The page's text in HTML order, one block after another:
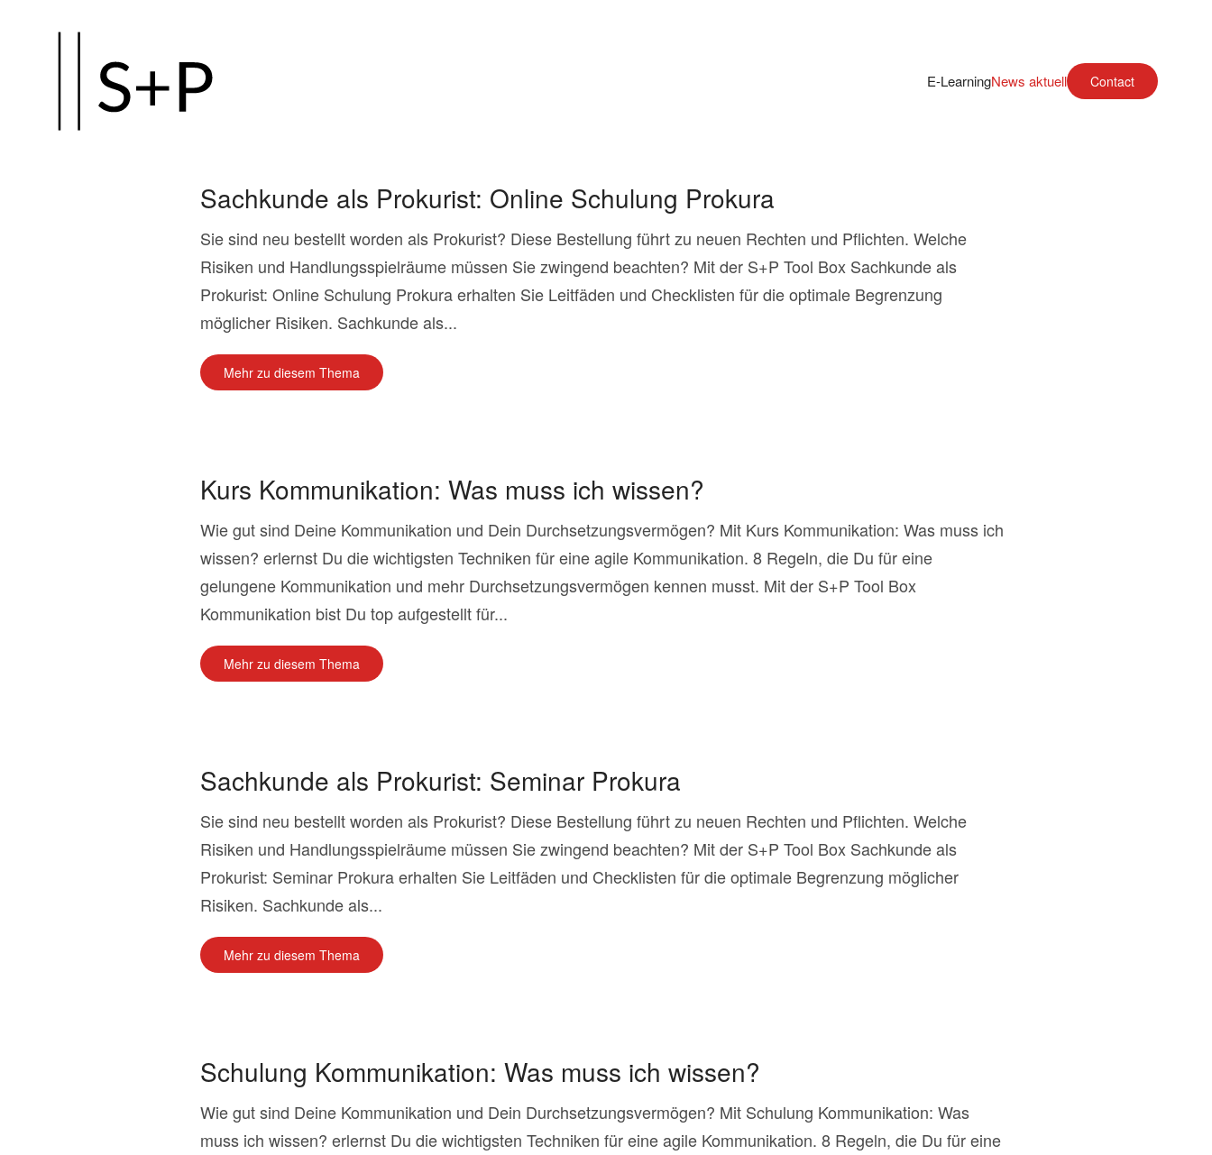
Hauptinhalt
E-LearningNews aktuell Contact
Sachkunde als Prokurist: Online Schulung Prokura
Sie sind neu bestellt worden als Prokurist? Diese Bestellung führt zu neuen Rechten und Pflichten. Welche
Risiken und Handlungsspielräume müssen Sie zwingend beachten? Mit der S+P Tool Box Sachkunde als
Prokurist: Online Schulung Prokura erhalten Sie Leitfäden und Checklisten für die optimale Begrenzung
möglicher Risiken. Sachkunde als...
Mehr zu diesem Thema
Kurs Kommunikation: Was muss ich wissen?
Wie gut sind Deine Kommunikation und Dein Durchsetzungsvermögen? Mit Kurs Kommunikation: Was muss ich
wissen? erlernst Du die wichtigsten Techniken für eine agile Kommunikation. 8 Regeln, die Du für eine
gelungene Kommunikation und mehr Durchsetzungsvermögen kennen musst. Mit der S+P Tool Box
Kommunikation bist Du top aufgestellt für...
Mehr zu diesem Thema
Sachkunde als Prokurist: Seminar Prokura
Sie sind neu bestellt worden als Prokurist? Diese Bestellung führt zu neuen Rechten und Pflichten. Welche
Risiken und Handlungsspielräume müssen Sie zwingend beachten? Mit der S+P Tool Box Sachkunde als
Prokurist: Seminar Prokura erhalten Sie Leitfäden und Checklisten für die optimale Begrenzung möglicher
Risiken. Sachkunde als...
Mehr zu diesem Thema
Schulung Kommunikation: Was muss ich wissen?
Wie gut sind Deine Kommunikation und Dein Durchsetzungsvermögen? Mit Schulung Kommunikation: Was
muss ich wissen? erlernst Du die wichtigsten Techniken für eine agile Kommunikation. 8 Regeln, die Du für eine